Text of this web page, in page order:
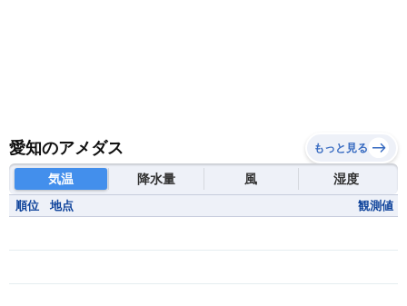
愛知のアメダス もっと見る
気温 降水量 風 湿度
順位 地点 観測値